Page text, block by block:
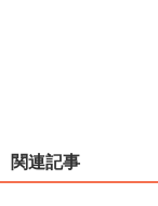
関連記事